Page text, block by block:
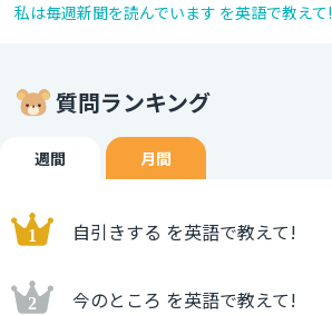
私は毎週新聞を読んでいます を英語で教えて!
質問ランキング
週間 月間
自引きする を英語で教えて!
今のところ を英語で教えて!